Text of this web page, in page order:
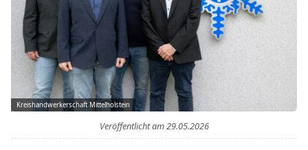
Kreishandwerkerschaft Mittelholstein
Veröffentlicht am29.05.2026